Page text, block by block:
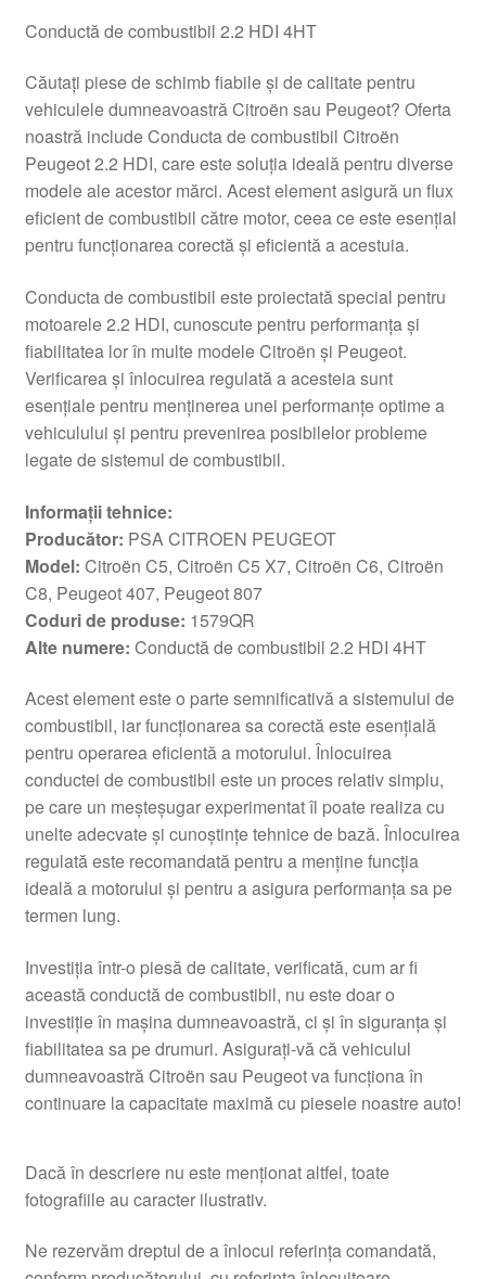
Conductă de combustibil 2.2 HDI 4HT
Căutați piese de schimb fiabile și de calitate pentru
vehiculele dumneavoastră Citroën sau Peugeot? Oferta
noastră include Conducta de combustibil Citroën
Peugeot 2.2 HDI, care este soluția ideală pentru diverse
modele ale acestor mărci. Acest element asigură un flux
eficient de combustibil către motor, ceea ce este esențial
pentru funcționarea corectă și eficientă a acestuia.
Conducta de combustibil este proiectată special pentru
motoarele 2.2 HDI, cunoscute pentru performanța și
fiabilitatea lor în multe modele Citroën și Peugeot.
Verificarea și înlocuirea regulată a acesteia sunt
esențiale pentru menținerea unei performanțe optime a
vehiculului și pentru prevenirea posibilelor probleme
legate de sistemul de combustibil.
Informații tehnice:
Producător: PSA CITROEN PEUGEOT
Model: Citroën C5, Citroën C5 X7, Citroën C6, Citroën
C8, Peugeot 407, Peugeot 807
Coduri de produse: 1579QR
Alte numere: Conductă de combustibil 2.2 HDI 4HT
Acest element este o parte semnificativă a sistemului de
combustibil, iar funcționarea sa corectă este esențială
pentru operarea eficientă a motorului. Înlocuirea
conductei de combustibil este un proces relativ simplu,
pe care un meșteșugar experimentat îl poate realiza cu
unelte adecvate și cunoștințe tehnice de bază. Înlocuirea
regulată este recomandată pentru a menține funcția
ideală a motorului și pentru a asigura performanța sa pe
termen lung.
Investiția într-o piesă de calitate, verificată, cum ar fi
această conductă de combustibil, nu este doar o
investiție în mașina dumneavoastră, ci și în siguranța și
fiabilitatea sa pe drumuri. Asigurați-vă că vehiculul
dumneavoastră Citroën sau Peugeot va funcționa în
continuare la capacitate maximă cu piesele noastre auto!
Dacă în descriere nu este menționat altfel, toate
fotografiile au caracter ilustrativ.
Ne rezervăm dreptul de a înlocui referința comandată,